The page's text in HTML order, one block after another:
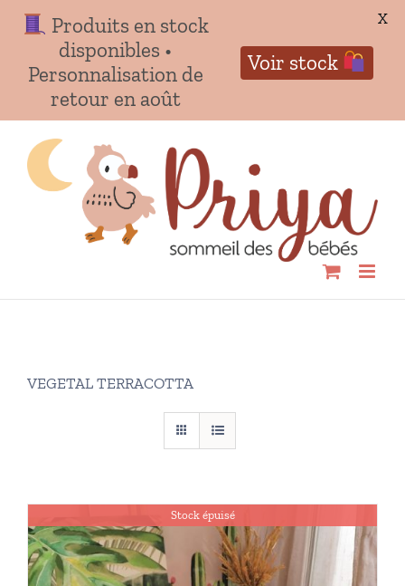
contenu
VEGETAL TERRACOTTA
Stock épuisé
Produits en stock
disponibles •
Personnalisation de
retour en août
Voir stock
X